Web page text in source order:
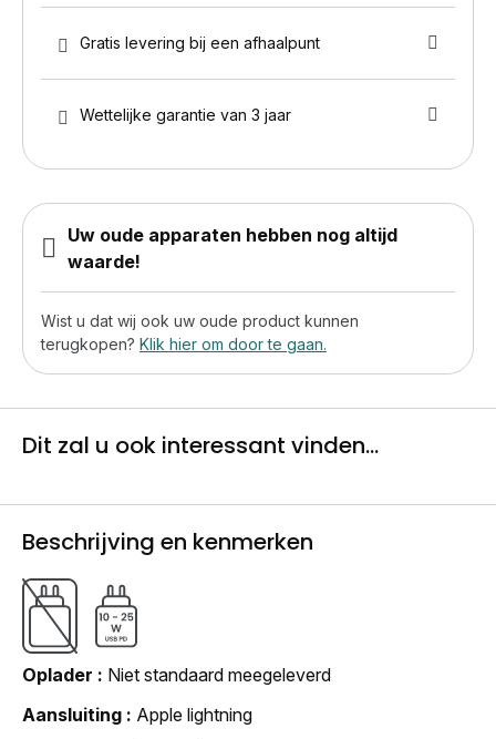
Gratis levering bij een afhaalpunt
Wettelijke garantie van 3 jaar
Uw oude apparaten hebben nog altijd
waarde!
Wist u dat wij ook uw oude product kunnen
terugkopen? Klik hier om door te gaan.
Dit zal u ook interessant vinden...
Beschrijving en kenmerken
Oplader
Niet standaard meegeleverd
Aansluiting
Apple lightning